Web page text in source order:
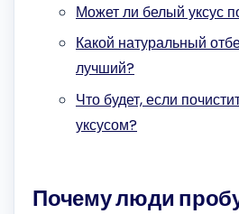
Может ли белый уксус
Какой натуральный
лучший?
Что будет, если
уксусом?
Почему люди